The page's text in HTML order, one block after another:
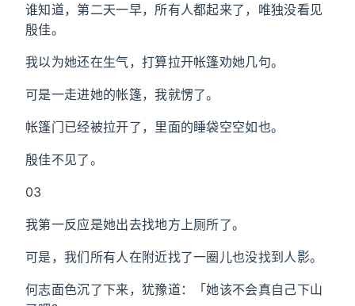
谁知道，第二天一早，所有人都起来了，唯独没看见
殷佳。
我以为她还在生气，打算拉开帐篷劝她几句。
可是一走进她的帐篷，我就愣了。
帐篷门已经被拉开了，里面的睡袋空空如也。
殷佳不见了。
03
我第一反应是她出去找地方上厕所了。
可是，我们所有人在附近找了一圈儿也没找到人影。
何志面色沉了下来，犹豫道：「她该不会真自己下山